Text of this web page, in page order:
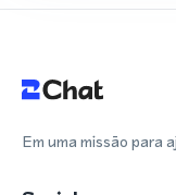
Em uma missão para